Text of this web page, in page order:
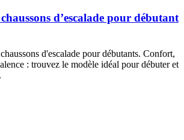
d’escalade pour débutant
d'escalade pour débutants. Confort,
: trouvez le modèle idéal pour débuter et